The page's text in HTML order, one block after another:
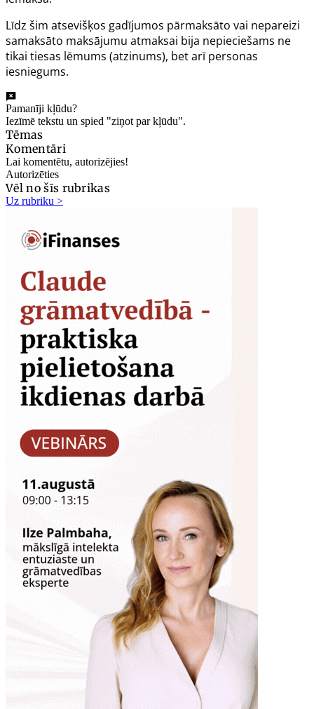
Līdz šim atsevišķos gadījumos pārmaksāto vai nepareizi
samaksāto maksājumu atmaksai bija nepieciešams ne
tikai tiesas lēmums (atzinums), bet arī personas
iesniegums.
Pamanīji kļūdu?
Iezīmē tekstu un spied "ziņot par kļūdu".
Tēmas
Komentāri
Lai komentētu, autorizējies!
Autorizēties
Vēl no šīs rubrikas
Uz rubriku >